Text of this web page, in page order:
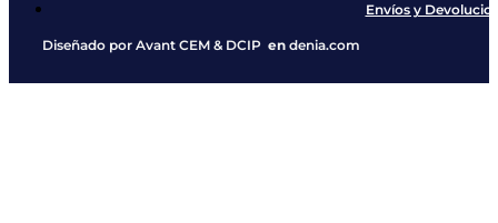
Envíos y
Diseñado por Avant CEM& DCIP en denia.com